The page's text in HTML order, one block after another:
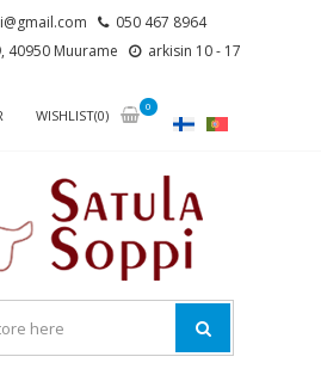
050 467 8964
40950 Muurame
arkisin 10 - 17
WISHLIST(0)
0